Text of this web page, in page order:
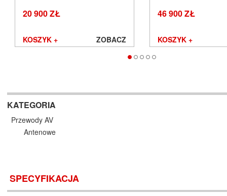
20 900 ZŁ
KOSZYK + ZOBACZ
46 900 ZŁ
KOSZYK +
KATEGORIA
Przewody AV
Antenowe
SPECYFIKACJA